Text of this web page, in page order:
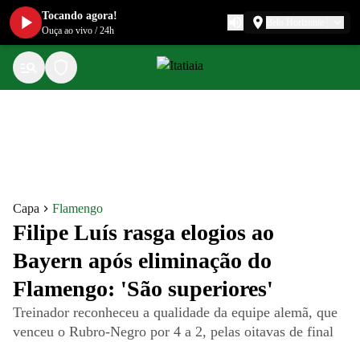
Capa Flamengo
Filipe Luís rasga elogios ao
Bayern após eliminação do
Flamengo: 'São superiores'
Treinador reconheceu a qualidade da equipe alemã, que
venceu o Rubro-Negro por 4 a 2, pelas oitavas de final
Tocando agora!
Ouça ao vivo /24h